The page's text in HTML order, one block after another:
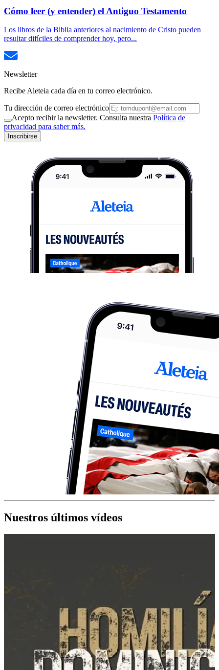
Cómo leer (y entender) el Antiguo Testamento
Los libros de la Biblia anteriores al nacimiento de Cristo pueden
resultar difíciles de comprender hoy, pero...
Newsletter
Recibe Aleteia cada día en tu correo electrónico.
Tu dirección de correo electrónico
Acepto recibir la newsletter. Consulta nuestra Política de
privacidad para saber más.
Inscribirse
Nuestros últimos vídeos